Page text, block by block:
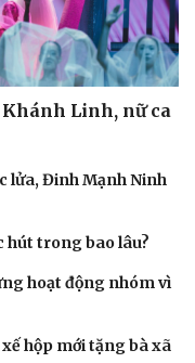
Linh, nữ ca
lửa, Đinh Mạnh Ninh
hút trong bao lâu?
hoạt động nhóm vì
hộp mới tặng bà xã